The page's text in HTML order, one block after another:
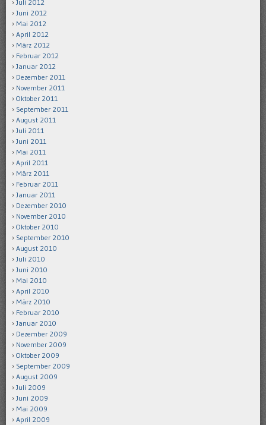
Juli 2012
Juni 2012
Mai 2012
April 2012
März 2012
Februar 2012
Januar 2012
Dezember 2011
November 2011
Oktober 2011
September 2011
August 2011
Juli 2011
Juni 2011
Mai 2011
April 2011
März 2011
Februar 2011
Januar 2011
Dezember 2010
November 2010
Oktober 2010
September 2010
August 2010
Juli 2010
Juni 2010
Mai 2010
April 2010
März 2010
Februar 2010
Januar 2010
Dezember 2009
November 2009
Oktober 2009
September 2009
August 2009
Juli 2009
Juni 2009
Mai 2009
April 2009